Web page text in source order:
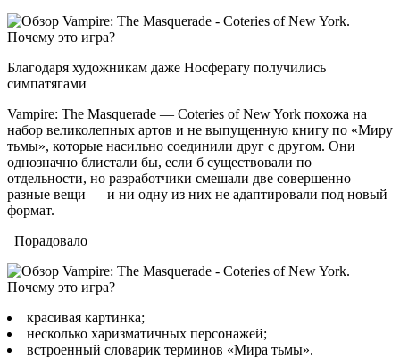
Благодаря художникам даже Носферату получились
симпатягами
Vampire: The Masquerade — Coteries of New York похожа на
набор великолепных артов и не выпущенную книгу по «Миру
тьмы», которые насильно соединили друг с другом. Они
однозначно блистали бы, если б существовали по
отдельности, но разработчики смешали две совершенно
разные вещи — и ни одну из них не адаптировали под новый
формат.
Порадовало
красивая картинка;
несколько харизматичных персонажей;
встроенный словарик терминов «Мира тьмы».